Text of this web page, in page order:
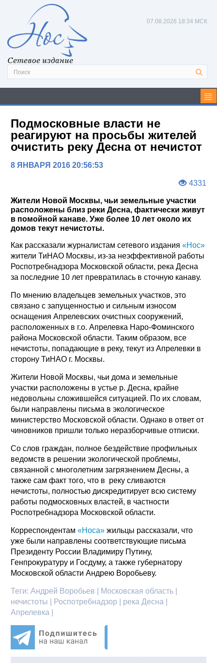
Сетевое издание
07.08.2026 18:34 МСК
Подмосковные власти не
реагируют на просьбы жителей
очистить реку Десна от нечистот
8 ЯНВАРЯ 2016 20:56:53
4331
Жители Новой Москвы, чьи земельные участки
расположены близ реки Десна, фактически живут
в помойной канаве. Уже более 10 лет около их
домов текут нечистоты.
Как рассказали журналистам сетевого издания«Нос»
жители ТиНАО Москвы, из-за неэффективной работы
Роспотребнадзора Московской области, река Десна
за последние 10 лет превратилась в сточную канаву.
По мнению владельцев земельных участков, это
связано с запущенностью и сильным износом
оснащения Апрелевских очистных сооружений,
расположенных в г.о. Апрелевка Наро-Фоминского
района Московской области. Таким образом, все
нечистоты, попадающие в реку, текут из Апрелевки в
сторону ТиНАО г. Москвы.
Жители Новой Москвы, чьи дома и земельные
участки расположены в устье р. Десна, крайне
недовольны сложившейся ситуацией. По их словам,
были направлены письма в экологическое
министерство Московской области. Однако в ответ от
чиновников пришли только неразборчивые отписки.
Со слов граждан, полное бездействие профильных
ведомств в решении экологической проблемы,
связанной с многолетним загрязнением Десны, а
также сам факт того, что в реку сливаются
нечистоты, полностью дискредитирует всю систему
работы подмосковных властей, в частности
Роспотребнадзора Московской области.
Корреспондентам«Носа» жильцы рассказали, что
уже были направлены соответствующие письма
Президенту России Владимиру Путину,
Генпрокуратуру и Госдуму, а также губернатору
Московской области Андрею Воробьеву.
Теги:Андрей Воробьев | Московская область |
нечистоты | Роспотребнадзор | река Десна |
Апрелевка |